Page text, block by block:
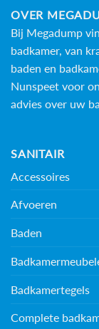
OVER
Bij Megadump
badkamer, van
baden en
Nunspeet voor
advies over uw
SANITAIR
Accessoires
Afvoeren
Baden
Badkamertegels
Complete